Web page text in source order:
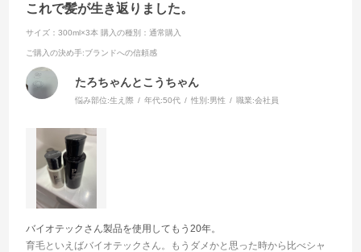
これで髪が生き返りました。
サイズ：300ml×3本 購入の種別：通常購入
ご購入の決め手:ブランドへの信頼感
たろちゃんとこうちゃん
悩み部位:生え際 年代:50代 性別:男性 職業:会社員
バイオテックさん製品を使用してもう20年。
育毛といえばバイオテックさん。もうダメかと思った時から比べシャ